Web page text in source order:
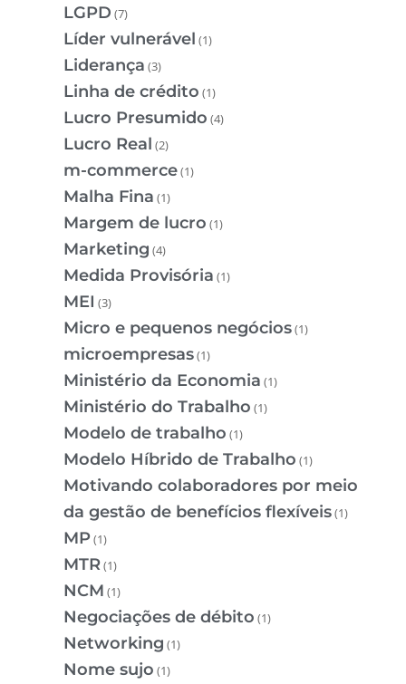
LGPD (7)
Líder vulnerável (1)
Liderança (3)
Linha de crédito (1)
Lucro Presumido (4)
Lucro Real (2)
m-commerce(1)
Malha Fina (1)
Margem de lucro (1)
Marketing (4)
Medida Provisória (1)
MEI (3)
Micro e pequenos negócios(1)
microempresas(1)
Ministério da Economia (1)
Ministério do Trabalho (1)
Modelo de trabalho (1)
Modelo Híbrido de Trabalho (1)
Motivando colaboradores por meio
da gestão de benefícios flexíveis(1)
MP(1)
MTR(1)
NCM (1)
Negociações de débito (1)
Networking (1)
Nome sujo (1)